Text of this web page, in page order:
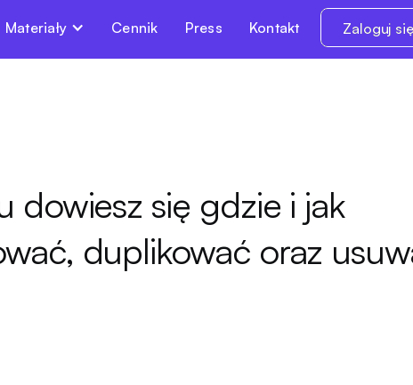
Materiały Cennik Press Kontakt Zaloguj się
dowiesz się gdzie i jak
duplikować oraz